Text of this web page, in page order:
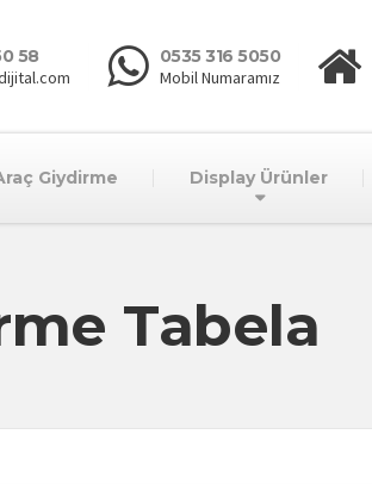
58
0535 316 5050
Mobil Numaramız
Giydirme Display Ürünler
Tabela